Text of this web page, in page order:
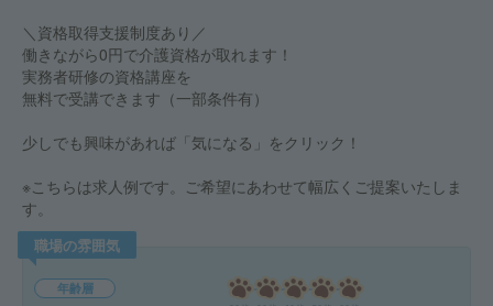
＼資格取得支援制度あり／
働きながら0円で介護資格が取れます！
実務者研修の資格講座を
無料で受講できます（一部条件有）
少しでも興味があれば「気になる」をクリック！
※こちらは求人例です。ご希望にあわせて幅広くご提案いたしま
す。
職場の雰囲気
年齢層